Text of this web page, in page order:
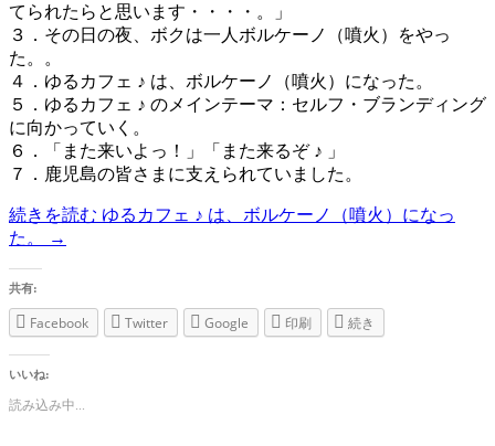
てられたらと思います・・・・。」
３．その日の夜、ボクは一人ボルケーノ（噴火）をやっ
た。。
４．ゆるカフェ ♪ は、ボルケーノ（噴火）になった。
５．ゆるカフェ ♪ のメインテーマ：セルフ・ブランディング
に向かっていく。
６．「また来いよっ！」「また来るぞ ♪ 」
７．鹿児島の皆さまに支えられていました。
続きを読む ゆるカフェ ♪ は、ボルケーノ（噴火）になっ
た。
→
共有:
Facebook Twitter Google 印刷 続き
いいね:
読み込み中...